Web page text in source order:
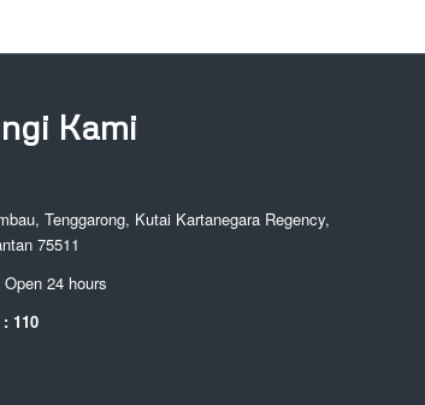
Kami
Tenggarong, Kutai Kartanegara Regency,
75511
Open 24 hours
110